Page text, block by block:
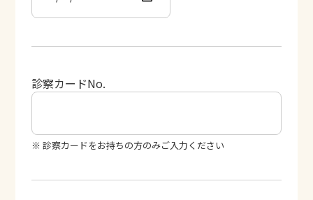
診察カードNo.
※ 診察カードをお持ちの方のみご入力ください